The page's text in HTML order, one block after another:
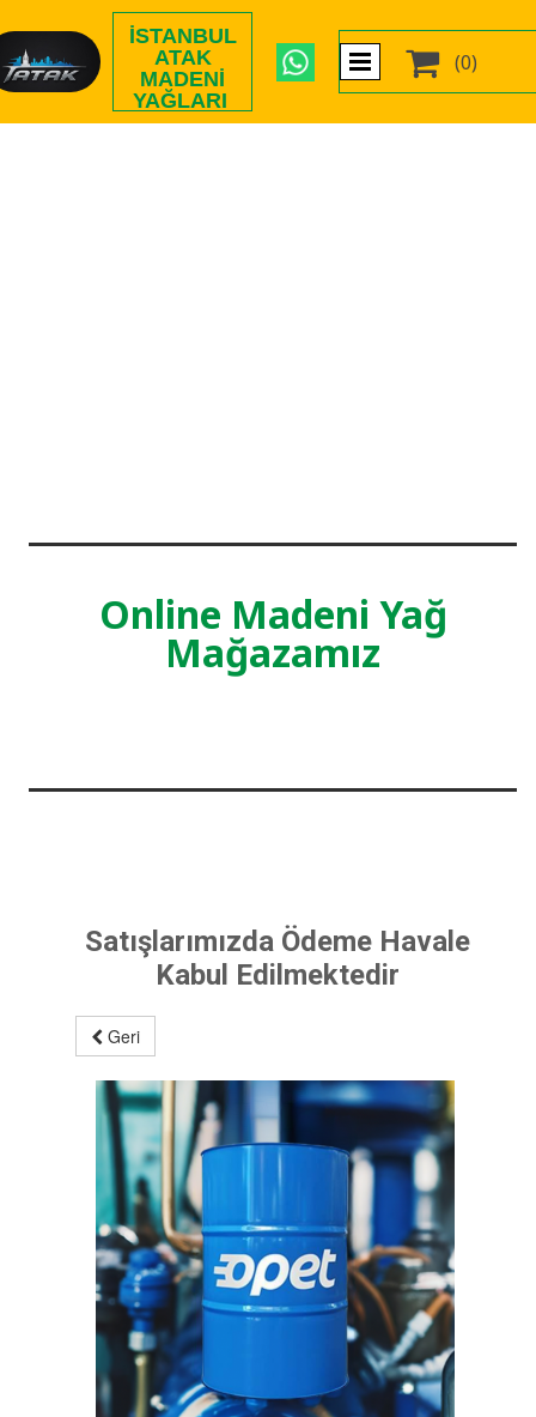
İSTANBUL
ATAK
MADENI
YAĞLARI
 (0)
Online Madeni Yağ
Mağazamız
Satışlarımızda Ödeme Havale
Kabul Edilmektedir
Geri